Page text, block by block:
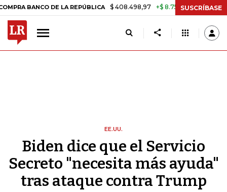
DE LA REPÚBLICA $ 408.498,97 +$ 8.753,81 +2,19% TASA DE
SUSCRÍBASE
EE.UU.
Biden dice que el Servicio
Secreto "necesita más ayuda"
tras ataque contra Trump